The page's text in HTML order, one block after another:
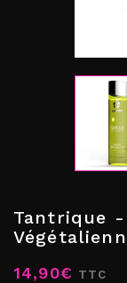
Tantrique -
14,90€ TTC